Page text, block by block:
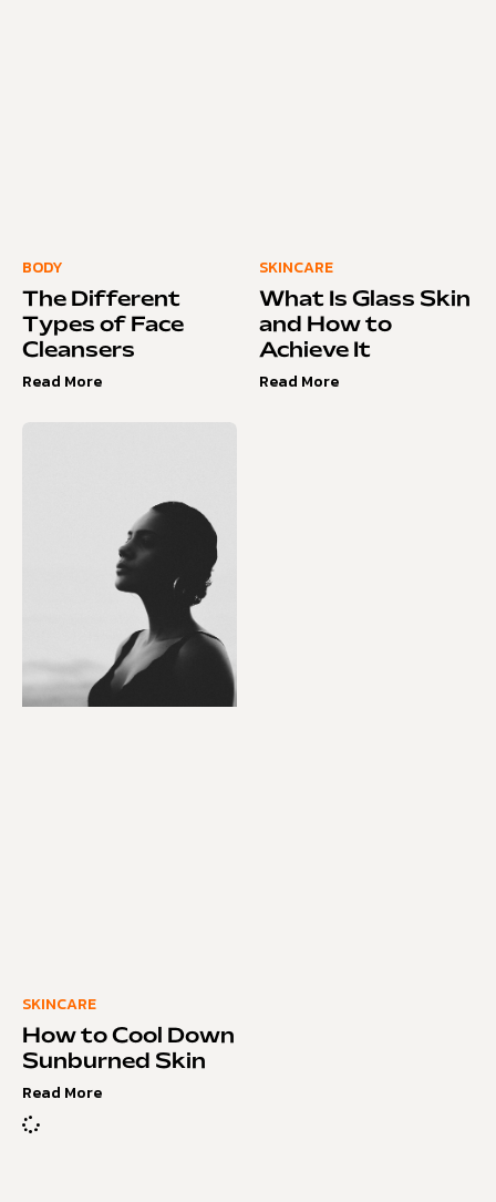
BODY
The Different
Types of Face
Cleansers
Read More
SKINCARE
What Is Glass Skin
and How to
Achieve It
Read More
SKINCARE
How to Cool Down
Sunburned Skin
Read More